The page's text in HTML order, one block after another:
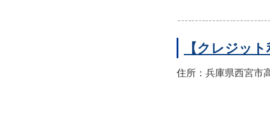
【クレジッ
住所：兵庫県西宮市